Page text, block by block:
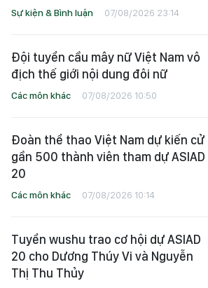
Sự kiện & Bình luận 07/08/2026 23:14
Đội tuyển cầu mây nữ Việt Nam vô
địch thế giới nội dung đôi nữ
Các môn khác 07/08/2026 10:50
Đoàn thể thao Việt Nam dự kiến cử
gần 500 thành viên tham dự ASIAD
20
Các môn khác 07/08/2026 10:14
Tuyển wushu trao cơ hội dự ASIAD
20 cho Dương Thúy Vi và Nguyễn
Thị Thu Thủy